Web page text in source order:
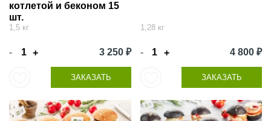
котлетой и беконом 15
шт.
1,5 кг
- + 3 250 ₽
ЗАКАЗАТЬ
1,28 кг
- + 4 800 ₽
ЗАКАЗАТЬ